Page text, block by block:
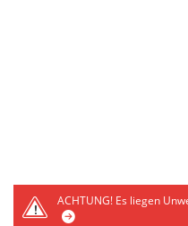
ACHTUNG!Es liegen